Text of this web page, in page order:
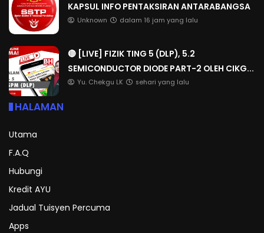
KAPSUL INFO PENTAKSIRAN ANTARABANGSA
Unknown dalam 16 jam yang lalu
🔴 [LIVE] FIZIK TING 5 (DLP), 5.2
SEMICONDUCTOR DIODE PART-2 OLEH CIKG...
Yu. Chekgu LK sehari yang lalu
HALAMAN
Utama
F.A.Q
Hubungi
Kredit AYU
Jadual Tuisyen Percuma
Apps